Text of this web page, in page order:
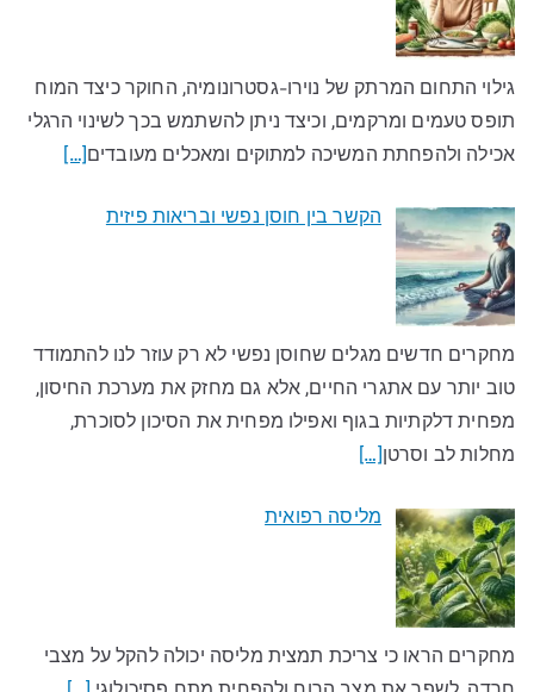
גילוי התחום המרתק של נוירו-גסטרונומיה, החוקר כיצד המוח
תופס טעמים ומרקמים, וכיצד ניתן להשתמש בכך לשינוי הרגלי
אכילה ולהפחתת המשיכה למתוקים ומאכלים מעובדים​[…]
הקשר בין חוסן נפשי ובריאות פיזית
מחקרים חדשים מגלים שחוסן נפשי לא רק עוזר לנו להתמודד
טוב יותר עם אתגרי החיים, אלא גם מחזק את מערכת החיסון,
מפחית דלקתיות בגוף ואפילו מפחית את הסיכון לסוכרת,
מחלות לב וסרטן[…]
מליסה רפואית
מחקרים הראו כי צריכת תמצית מליסה יכולה להקל על מצבי